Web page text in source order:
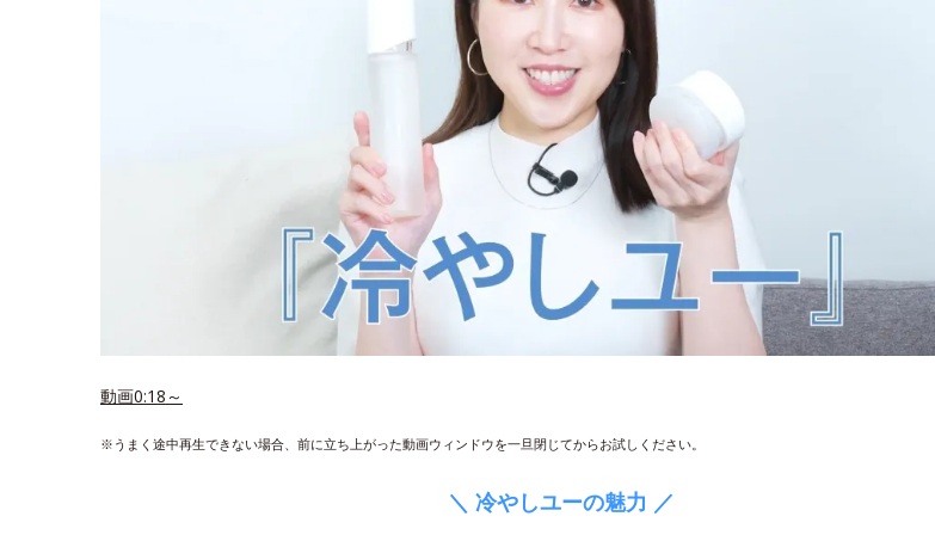
動画0:18～
※うまく途中再生できない場合、前に立ち上がった動画ウィンドウを一旦閉じてからお試しください。
＼ 冷やしユーの魅力 ／